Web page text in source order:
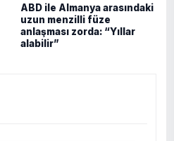
ABD ile Almanya arasındaki
uzun menzilli füze
anlaşması zorda: “Yıllar
alabilir”